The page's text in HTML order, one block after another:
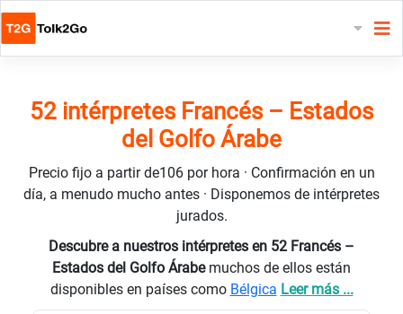
52 intérpretes Francés – Estados
del Golfo Árabe
Precio fijo a partir de106 por hora · Confirmación en un
día, a menudo mucho antes · Disponemos de intérpretes
jurados.
Descubre a nuestros intérpretes en 52 Francés –
Estados del Golfo Árabe muchos de ellos están
disponibles en países como Bélgica Leer más ...